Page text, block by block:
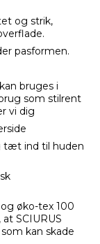
og strik,
pasformen.
bruges i
som stilrent
vi dig
tæt ind til huden
øko-tex 100
SCIURUS
kan skade